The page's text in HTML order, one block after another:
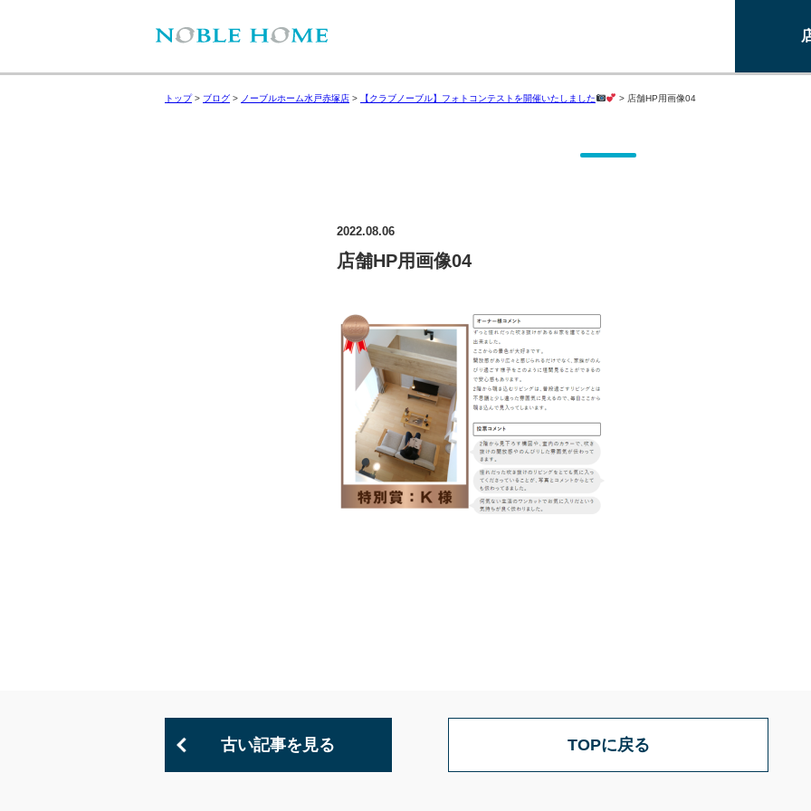
トップ> ブログ > ノーブルホーム水戸赤塚店 > 【クラブノーブル】フォトコンテストを開催いたしました > 店舗HP用画像04
2022.08.06
店舗HP用画像04
古い記事を見る TOPに戻る